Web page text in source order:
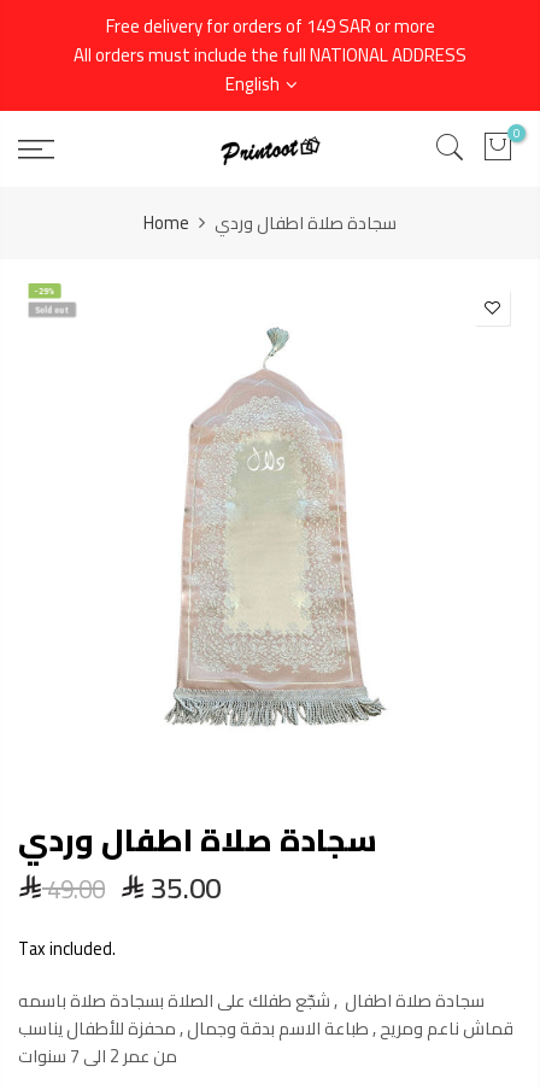
Free delivery for orders of 149 SAR or more
All orders must include the full NATIONAL ADDRESS
English
0
Home سجادة صلاة اطفال وردي
-29%
Sold out
سجادة صلاة اطفال وردي
49.00 35.00
Tax included.
سجادة صلاة اطفال , شجّع طفلك على الصلاة بسجادة صلاة باسمه
قماش ناعم ومريح , طباعة الاسم بدقة وجمال , محفزة للأطفال يناسب